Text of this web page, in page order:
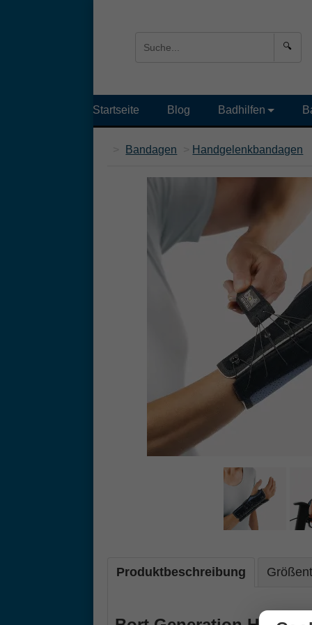
🔍
Startseite Blog Badhilfen
Bandagen Handgelenkbandagen
Produktbeschreibung